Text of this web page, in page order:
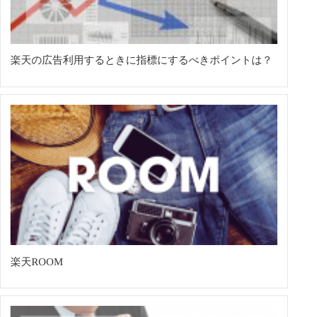
楽天の広告利用するときに指標にするべきポイントは？
楽天ROOM